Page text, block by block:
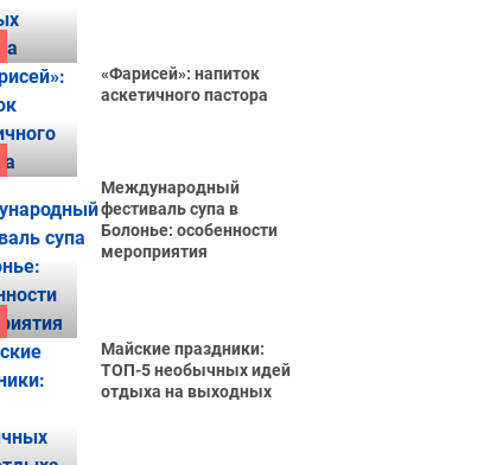
«Фарисей»: напиток
аскетичного пастора
Международный
фестиваль супа в
Болонье: особенности
мероприятия
Майские праздники:
ТОП-5 необычных идей
отдыха на выходных